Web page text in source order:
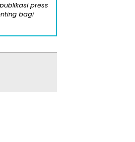
press
bagi